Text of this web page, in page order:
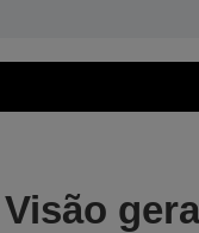
Visão